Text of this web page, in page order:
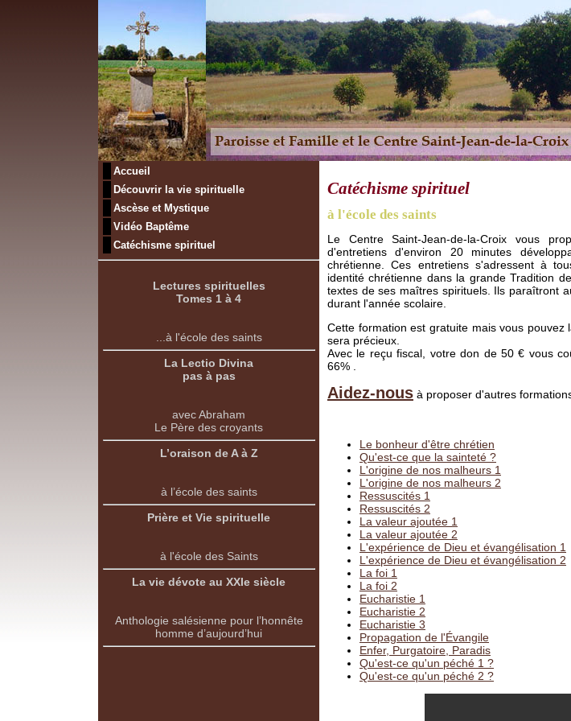
Accueil
Découvrir la vie spirituelle
Ascèse et Mystique
Vidéo Baptême
Catéchisme spirituel
Lectures spirituelles
Tomes 1 à 4
...à l'école des saints
La Lectio Divina
pas à pas
avec Abraham
Le Père des croyants
L’oraison de A à Z
à l’école des saints
Prière et Vie spirituelle
à l'école des Saints
La vie dévote au XXIe siècle
Anthologie salésienne pour l’honnête
homme d’aujourd’hui
Catéchisme spirituel
à l'école des saints
Le Centre Saint-Jean-de-la-Croix vous
d'entretiens d'environ 20 minutes
chrétienne. Ces entretiens s'adressent à
identité chrétienne dans la grande Tradition
textes de ses maîtres spirituels. Ils paraîtront
durant l'année scolaire.
Cette formation est gratuite mais vous
sera précieux.
Avec le reçu fiscal, votre don de 50 € vous
66% .
Aidez-nous à proposer d'autres
Le bonheur d'être chrétien
Qu'est-ce que la sainteté ?
L'origine de nos malheurs 1
L'origine de nos malheurs 2
Ressuscités 1
Ressuscités 2
La valeur ajoutée 1
La valeur ajoutée 2
L'expérience de Dieu et évangélisation 1
L'expérience de Dieu et évangélisation 2
La foi 1
La foi 2
Eucharistie 1
Eucharistie 2
Eucharistie 3
Propagation de l'Évangile
Enfer, Purgatoire, Paradis
Qu'est-ce qu'un péché 1 ?
Qu'est-ce qu'un péché 2 ?